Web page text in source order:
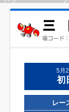
5月2
初
レー